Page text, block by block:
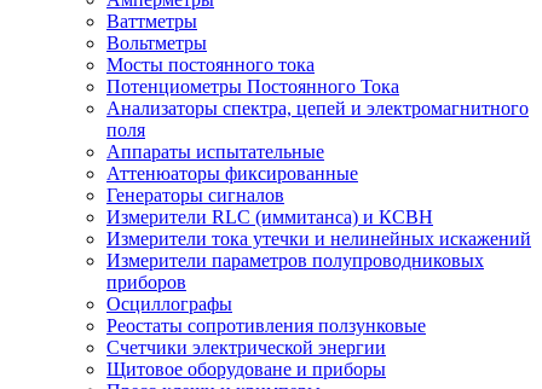
Ваттметры
Вольтметры
Мосты постоянного тока
Потенциометры Постоянного Тока
Анализаторы спектра, цепей и электромагнитного
поля
Аппараты испытательные
Аттенюаторы фиксированные
Генераторы сигналов
Измерители RLC (иммитанса) и КСВН
Измерители тока утечки и нелинейных искажений
Измерители параметров полупроводниковых
приборов
Осциллографы
Реостаты сопротивления ползунковые
Счетчики электрической энергии
Щитовое оборудоване и приборы